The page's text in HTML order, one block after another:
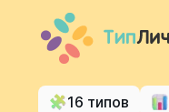
16 типов